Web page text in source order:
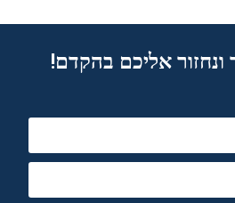
ונחזור אליכם בהקדם!